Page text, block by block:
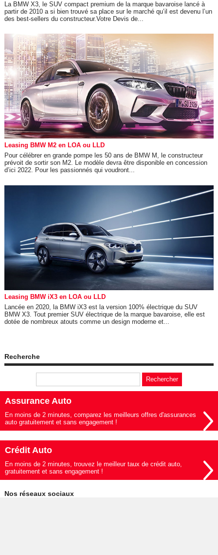
La BMW X3, le SUV compact premium de la marque bavaroise lancé à
partir de 2010 a si bien trouvé sa place sur le marché qu’il est devenu l’un
des best-sellers du constructeur.Votre Devis de...
Leasing BMW M2 en LOA ou LLD
Pour célébrer en grande pompe les 50 ans de BMW M, le constructeur
prévoit de sortir son M2. Le modèle devra être disponible en concession
d’ici 2022. Pour les passionnés qui voudront...
Leasing BMW iX3 en LOA ou LLD
Lancée en 2020, la BMW iX3 est la version 100% électrique du SUV
BMW X3. Tout premier SUV électrique de la marque bavaroise, elle est
dotée de nombreux atouts comme un design moderne et...
Recherche
Assurance Auto
En moins de 2 minutes, comparez les meilleurs offres d'assurances
auto gratuitement et sans engagement !
Crédit Auto
En moins de 2 minutes, trouvez le meilleur taux de crédit auto,
gratuitement et sans engagement !
Nos réseaux sociaux